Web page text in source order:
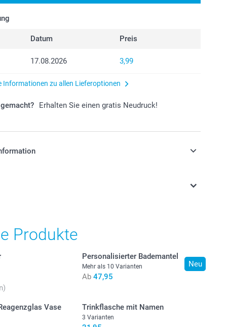
Datum Preis
17.08.2026 3,99
Informationen zu allen Lieferoptionen
Erhalten Sie einen gratis Neudruck!
sich in EURO (€) inkl. MwSt. und zzgl.
Produkte
Neu
Personalisierter Bademantel
Mehr als 10 Varianten
Ab 47,95
Vase
Trinkflasche mit Namen
3 Varianten